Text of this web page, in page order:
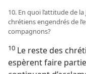
10. En quoi l’attitude de
chrétiens engendrés de
compagnons?
10 Le reste des
espèrent faire